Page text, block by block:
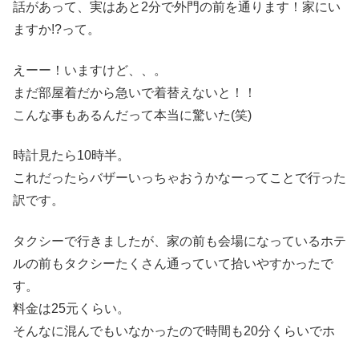
話があって、実はあと2分で外門の前を通ります！家にい
ますか!?って。
えーー！いますけど、、。
まだ部屋着だから急いで着替えないと！！
こんな事もあるんだって本当に驚いた(笑)
時計見たら10時半。
これだったらバザーいっちゃおうかなーってことで行った
訳です。
タクシーで行きましたが、家の前も会場になっているホテ
ルの前もタクシーたくさん通っていて拾いやすかったで
す。
料金は25元くらい。
そんなに混んでもいなかったので時間も20分くらいでホ